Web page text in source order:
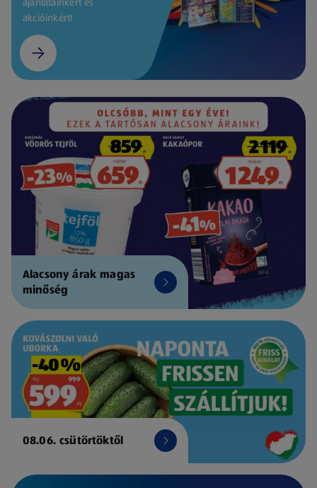
akcióinkért!
Alacsony árak magas
minőség
08.06. csütörtöktől